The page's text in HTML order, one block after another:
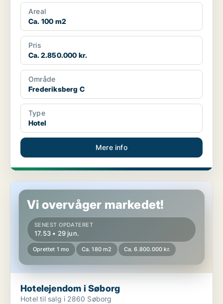
Areal
Ca. 100 m2
Pris
Ca. 2.850.000 kr.
Område
Frederiksberg C
Type
Hotel
Mere info
Hotelejendom i Søborg
Vi overvåger markedet!
SENEST OPDATERET
17.53 • 29 jun.
Oprettet 1 mo Ca. 180 m2 Ca. 6.800.000 kr.
Hotelejendom i Søborg
Hotel til salg i 2860 Søborg